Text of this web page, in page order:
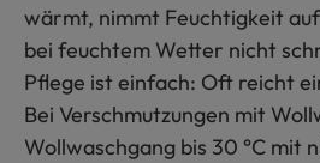
wärmt, nimmt Feuchtigkeit
bei feuchtem Wetter nicht
Pflege ist einfach: Oft reicht
Bei Verschmutzungen mit
Wollwaschgang bis 30 °C mit